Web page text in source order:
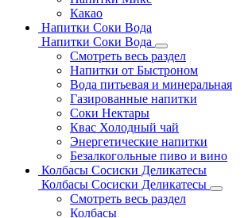
Какао
Напитки Соки Вода
Напитки Соки Вода
Смотреть весь раздел
Напитки от Быстроном
Вода питьевая и минеральная
Газированные напитки
Соки Нектары
Квас Холодный чай
Энергетические напитки
Безалкогольные пиво и вино
Колбасы Сосиски Деликатесы
Колбасы Сосиски Деликатесы
Смотреть весь раздел
Колбасы